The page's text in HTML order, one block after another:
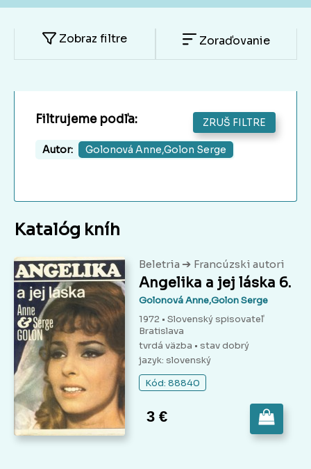
Zobraz filtre Zoraďovanie
Filtrujeme podľa: ZRUŠ FILTRE
Autor: Golonová Anne,Golon Serge
Katalóg kníh
Beletria ➔ Francúzski autori
Angelika a jej láska 6.
Golonová Anne,Golon Serge
1972 • Slovenský spisovateľ
Bratislava
tvrdá väzba • stav dobrý
jazyk: slovenský
Kód: 88840
3 €